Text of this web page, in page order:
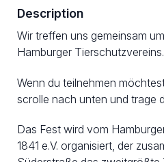
Description
Wir treffen uns gemeinsam
Hamburger Tierschutzvereins.
Wenn du teilnehmen
scrolle nach unten und trage
Das Fest wird vom
1841 e.V. organisiert, der